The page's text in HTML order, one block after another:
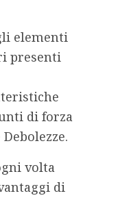
elementi
presenti
di forza
volta
di